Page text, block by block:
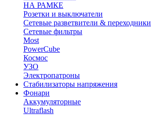
НА РАМКЕ
Розетки и выключатели
Сетевые разветвители & переходники
Сетевые фильтры
Most
PowerCube
Космос
УЗО
Электропатроны
Стабилизаторы напряжения
Фонари
Аккумуляторные
Ultraflash